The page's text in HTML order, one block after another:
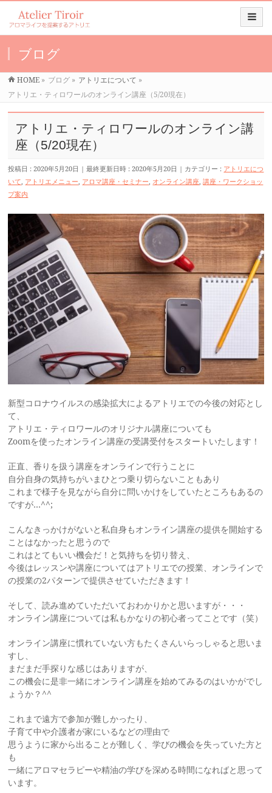
ブログ
HOME » ブログ » アトリエについて »
アトリエ・ティロワールのオンライン講座（5/20現在）
アトリエ・ティロワールのオンライン講
座（5/20現在）
投稿日 : 2020年5月20日 最終更新日時 : 2020年5月20日 カテゴリー : アトリエにつ
いて, アトリエメニュー, アロマ講座・セミナー, オンライン講座,講座・ワークショッ
プ案内
新型コロナウイルスの感染拡大によるアトリエでの今後の対応とし
て、
アトリエ・ティロワールのオリジナル講座についても
Zoomを使ったオンライン講座の受講受付をスタートいたします！
正直、香りを扱う講座をオンラインで行うことに
自分自身の気持ちがいまひとつ乗り切らないこともあり
これまで様子を見ながら自分に問いかけをしていたところもあるの
ですが…^^;
こんなきっかけがないと私自身もオンライン講座の提供を開始する
ことはなかったと思うので
これはとてもいい機会だ！と気持ちを切り替え、
今後はレッスンや講座についてはアトリエでの授業、オンラインで
の授業の2パターンで提供させていただきます！
そして、読み進めていただいておわかりかと思いますが・・・
オンライン講座については私もかなりの初心者ってことです（笑）
オンライン講座に慣れていない方もたくさんいらっしゃると思いま
すし、
まだまだ手探りな感じはありますが、
この機会に是非一緒にオンライン講座を始めてみるのはいかがでし
ょうか？^^
これまで遠方で参加が難しかったり、
子育て中や介護者が家にいるなどの理由で
思うように家から出ることが難しく、学びの機会を失っていた方と
も
一緒にアロマセラピーや精油の学びを深める時間になればと思って
います。